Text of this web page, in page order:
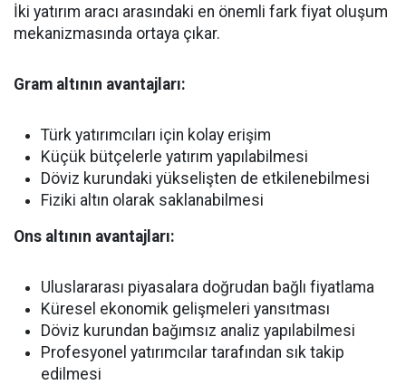
İki yatırım aracı arasındaki en önemli fark fiyat oluşum
mekanizmasında ortaya çıkar.
Gram altının avantajları:
Türk yatırımcıları için kolay erişim
Küçük bütçelerle yatırım yapılabilmesi
Döviz kurundaki yükselişten de etkilenebilmesi
Fiziki altın olarak saklanabilmesi
Ons altının avantajları:
Uluslararası piyasalara doğrudan bağlı fiyatlama
Küresel ekonomik gelişmeleri yansıtması
Döviz kurundan bağımsız analiz yapılabilmesi
Profesyonel yatırımcılar tarafından sık takip
edilmesi